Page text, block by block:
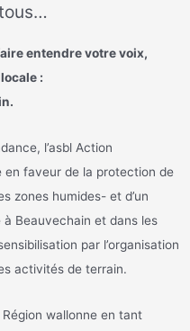
entendre votre voix,
:
l’asbl Action
faveur de la protection de
zones humides- et d’un
Beauvechain et dans les
par l’organisation
activités de terrain.
wallonne en tant